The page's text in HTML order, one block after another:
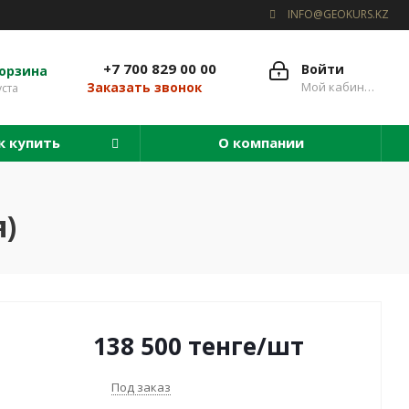
INFO@GEOKURS.KZ
Войти
Мой кабинет
+7 700 829 00 00
Заказать звонок
купить О компании
138 500 тенге/шт
Под заказ